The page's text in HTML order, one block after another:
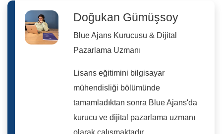
Doğukan Gümüşsoy
Blue Ajans Kurucusu & Dijital
Pazarlama Uzmanı
Lisans eğitimini bilgisayar
mühendisliği bölümünde
tamamladıktan sonra Blue Ajans'da
kurucu ve dijital pazarlama uzmanı